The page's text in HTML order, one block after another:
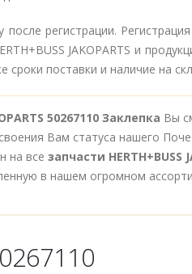
регистрации.
JAKOPARTS и
поставки и наличие на
50267110 Заклепка Вы
Вам статуса нашего
на все запчасти HERTH+BUSS
в нашем огромном